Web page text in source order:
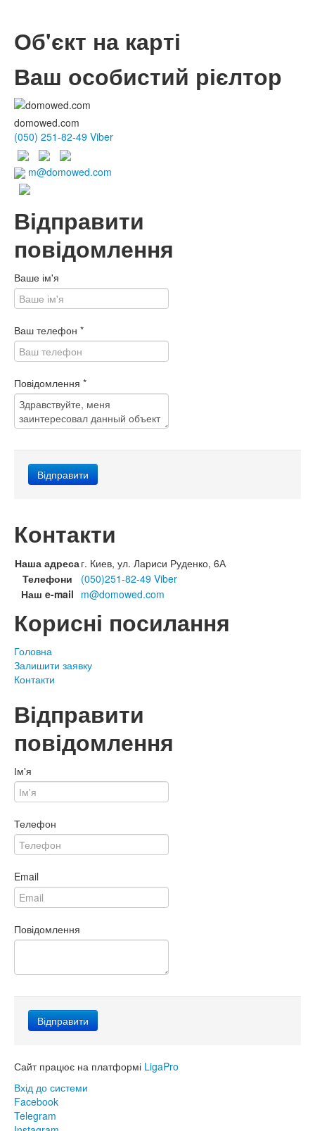
Об'єкт на карті
Ваш особистий рієлтор
domowed.com
(050) 251-82-49 Viber
m@domowed.com
Відправити
повідомлення
Ваше ім'я
Ваш телефон *
Повідомлення *
Контакти
Наша адресаг. Киев, ул. Лариси Руденко, 6А
Телефони
(050)251-82-49 Viber
Наш e-mail m@domowed.com
Корисні посилання
Головна
Залишити заявку
Контакти
Відправити
повідомлення
Ім'я
Телефон
Email
Повідомлення
Сайт працює на платформі LigaPro
Вхід до системи
Facebook
Telegram